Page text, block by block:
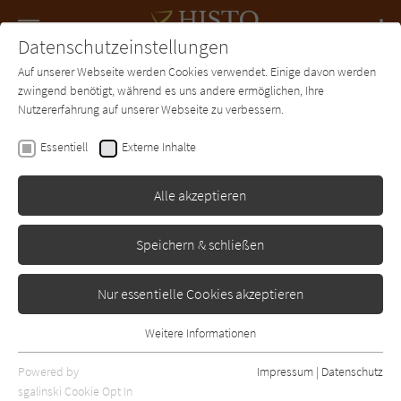
SUCHE Forum Charts Newsletter
Bernward Schneider
Todeseis
Erschienen: Januar 2012 Bibliogr. Angaben
Datenschutzeinstellungen
Auf unserer Webseite werden Cookies verwendet. Einige davon werden
zwingend benötigt, während es uns andere ermöglichen, Ihre
Nutzererfahrung auf unserer Webseite zu verbessern.
Essentiell Externe Inhalte
Alle akzeptieren
Speichern & schließen
Nur essentielle Cookies akzeptieren
Essentielle Cookies werden für grundlegende Funktionen der
Webseite benötigt. Dadurch ist gewährleistet, dass die Webseite
Weitere Informationen
Powered by
sgalinski Cookie Opt In
Impressum | Datenschutz